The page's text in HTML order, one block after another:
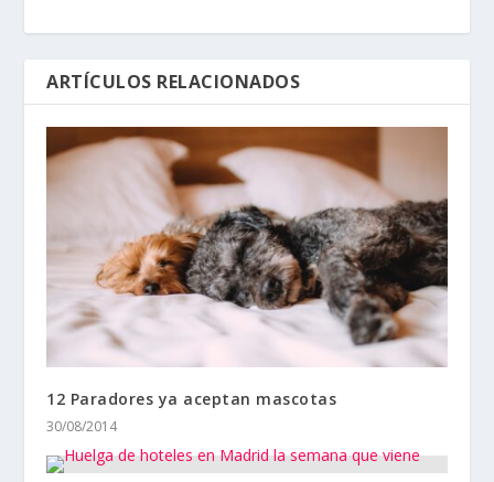
ARTÍCULOS RELACIONADOS
12 Paradores ya aceptan mascotas
30/08/2014